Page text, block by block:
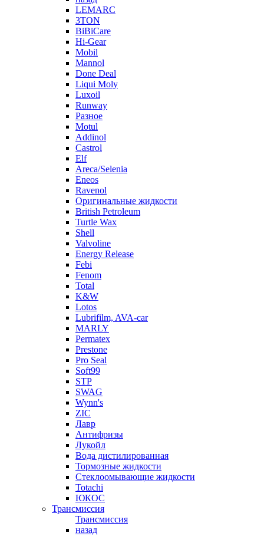
LEMARC
3TON
BiBiCare
Hi-Gear
Mobil
Mannol
Done Deal
Liqui Moly
Luxoil
Runway
Разное
Motul
Addinol
Castrol
Elf
Areca/Selenia
Eneos
Ravenol
Оригинальные жидкости
British Petroleum
Turtle Wax
Shell
Valvoline
Energy Release
Febi
Fenom
Total
K&W
Lotos
Lubrifilm, AVA-car
MARLY
Permatex
Prestone
Pro Seal
Soft99
STP
SWAG
Wynn's
ZIC
Лавр
Антифризы
Лукойл
Вода дистилированная
Тормозные жидкости
Стеклоомывающие жидкости
Totachi
ЮКОС
Трансмиссия
Трансмиссия
назад